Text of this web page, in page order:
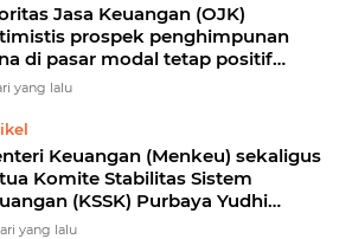
Jasa Keuangan (OJK)
prospek penghimpunan
di pasar modal tetap positif
akhir 2026 meski kondisi pasar
yang lalu
Keuangan (Menkeu) sekaligus
Komite Stabilitas Sistem
(KSSK) Purbaya Yudhi
memastikan penunjukan
yang lalu